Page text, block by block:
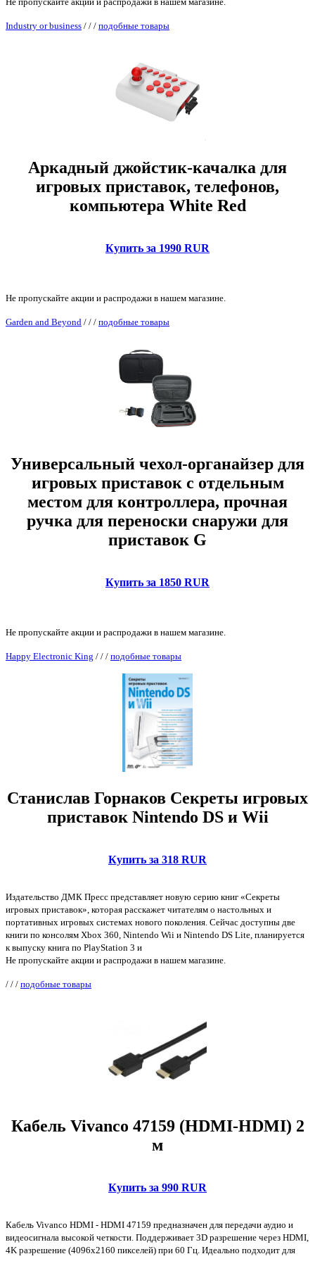
Industry or business / / / подобные товары
Аркадный джойстик-качалка для
игровых приставок, телефонов,
компьютера White Red
Купить за 1990 RUR
Не пропускайте акции и распродажи в нашем магазине.
Garden and Beyond / / / подобные товары
Универсальный чехол-органайзер для
игровых приставок с отдельным
местом для контроллера, прочная
ручка для переноски снаружи для
приставок G
Купить за 1850 RUR
Не пропускайте акции и распродажи в нашем магазине.
Happy Electronic King / / / подобные товары
Станислав Горнаков Секреты игровых
приставок Nintendo DS и Wii
Купить за 318 RUR
Издательство ДМК Пресс представляет новую серию книг «Секреты
игровых приставок», которая расскажет читателям о настольных и
портативных игровых системах нового поколения. Сейчас доступны две
книги по консолям Xbox 360, Nintendo Wii и Nintendo DS Lite, планируется
к выпуску книга по PlayStation 3 и
Не пропускайте акции и распродажи в нашем магазине.
/ / / подобные товары
Кабель Vivanco 47159 (HDMI-HDMI) 2
м
Купить за 990 RUR
Кабель Vivanco HDMI - HDMI 47159 предназначен для передачи аудио и
видеосигнала высокой четкости. Поддерживает 3D разрешение через HDMI,
4K разрешение (4096х2160 пикселей) при 60 Гц. Идеально подходит для